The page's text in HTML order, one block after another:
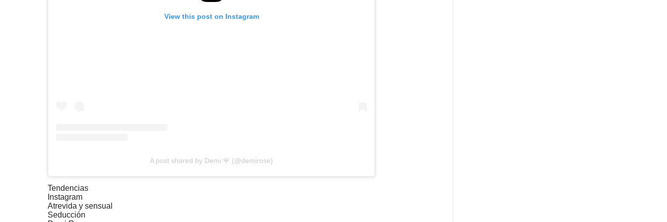
View this post on Instagram
A post shared by Demi 🌹 (@demirose)
Tendencias
Instagram
Atrevida y sensual
Seducción